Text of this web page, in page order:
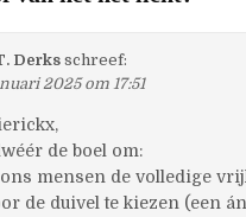
Derks schreef:
2025 om 17:51
de boel om:
ons mensen de volledige
de duivel te kiezen (een